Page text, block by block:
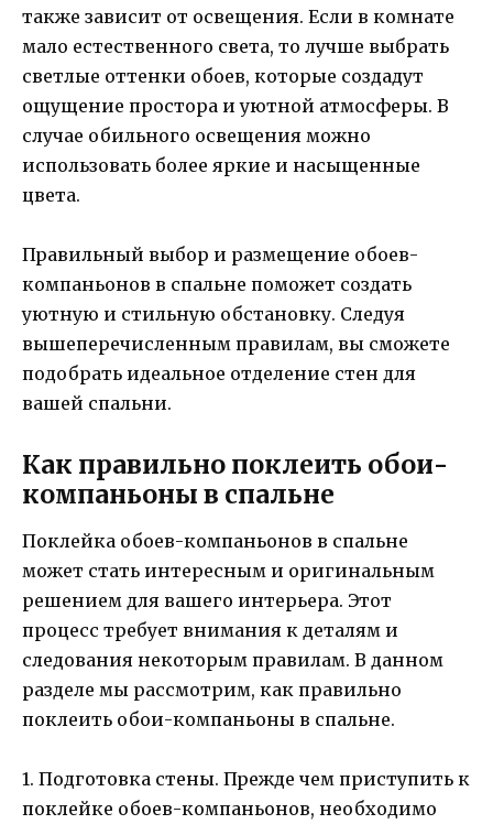
также зависит от освещения. Если в комнате
мало естественного света, то лучше выбрать
светлые оттенки обоев, которые создадут
ощущение простора и уютной атмосферы. В
случае обильного освещения можно
использовать более яркие и насыщенные
цвета.
Правильный выбор и размещение обоев-
компаньонов в спальне поможет создать
уютную и стильную обстановку. Следуя
вышеперечисленным правилам, вы сможете
подобрать идеальное отделение стен для
вашей спальни.
Как правильно поклеить обои-
компаньоны в спальне
Поклейка обоев-компаньонов в спальне
может стать интересным и оригинальным
решением для вашего интерьера. Этот
процесс требует внимания к деталям и
следования некоторым правилам. В данном
разделе мы рассмотрим, как правильно
поклеить обои-компаньоны в спальне.
1. Подготовка стены. Прежде чем приступить к
поклейке обоев-компаньонов, необходимо